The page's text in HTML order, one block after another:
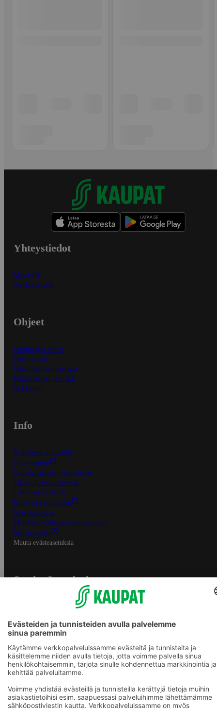
Yhteystiedot
Myymälät
Asiakaspalvelu
Ohjeet
Ensitilaajan ohjeet
Näin maksat
Näin tilaat ja muokkaat
Kaikki ohjeet ja vinkit
In English
Info
S-Business yrityksille
Oiva-raportit
Osuuskauppojen yhteystiedot
Tilaus- ja toimitusehdot
Tietosuojakäytäntö
Palvelun käyttöehdot
Saavutettavuus
Mobiilisovelluksen saavutettavuus
Mainostajalle
Muuta evästeasetuksia
S-ryhmän palvelut
Yhteishyvä Ruoka -sovellus
S-ostoslista -sovellus
Prisma.fi
Sokos.fi
S-Pankki
Sokos Hotels
Raflaamo